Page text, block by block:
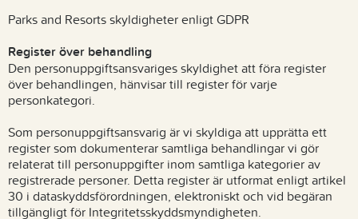
Parks and Resorts skyldigheter enligt GDPR
Register över behandling
Den personuppgiftsansvariges skyldighet att föra register
över behandlingen, hänvisar till register för varje
personkategori.
Som personuppgiftsansvarig är vi skyldiga att upprätta ett
register som dokumenterar samtliga behandlingar vi gör
relaterat till personuppgifter inom samtliga kategorier av
registrerade personer. Detta register är utformat enligt artikel
30 i dataskyddsförordningen, elektroniskt och vid begäran
tillgängligt för Integritetsskyddsmyndigheten.